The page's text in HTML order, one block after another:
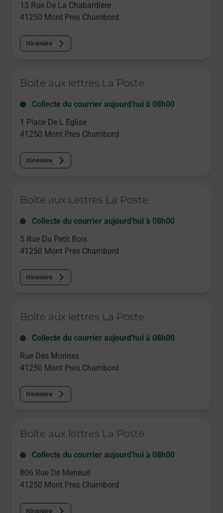
13 Rue De La Chabardiere
41250 Mont Pres Chambord
Itinéraire
Boîte aux lettres La Poste
Collecte du courrier aujourd'hui à 08h00
1 Place De L Eglise
41250 Mont Pres Chambord
Itinéraire
Boîte aux Lettres La Poste
Collecte du courrier aujourd'hui à 08h00
5 Rue Du Petit Bois
41250 Mont Pres Chambord
Itinéraire
Boîte aux lettres La Poste
Collecte du courrier aujourd'hui à 08h00
Rue Des Morines
41250 Mont Pres Chambord
Itinéraire
Boîte aux lettres La Poste
Collecte du courrier aujourd'hui à 08h00
806 Rue De Meneuil
41250 Mont Pres Chambord
Itinéraire